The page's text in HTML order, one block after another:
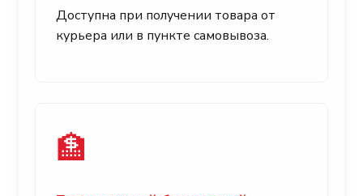
Доступна при получении товара от
курьера или в пункте самовывоза.
🏦